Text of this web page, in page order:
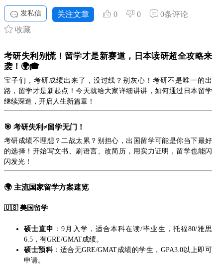
发私信 关注文章 0 0
0条评论
收藏
考研失利别慌！留学才是新赛道，日本读研超全攻略来
袭！🌍🎓
宝子们，考研成绩出来了，没过线？别灰心！考研不是唯一的出
路，留学才是新起点！今天就给大家详细讲讲，如何通过日本留学
继续深造，开启人生新篇章！
🎯 考研失利≠留学无门！
考研成绩不理想？二战太累？别担心，出国留学可能是你当下最好
的选择！开始写文书、刷语言、改简历，用实力证明，留学也能闪
闪发光！
🌍 主流国家留学方案速览
🇺🇸 美国留学
硕士直申 ：9月入学，适合本科在读/毕业生，托福80/雅思
6.5，有GRE/GMAT成绩。
硕士预科：适合无GRE/GMAT成绩的学生，GPA3.0以上即可
申请。